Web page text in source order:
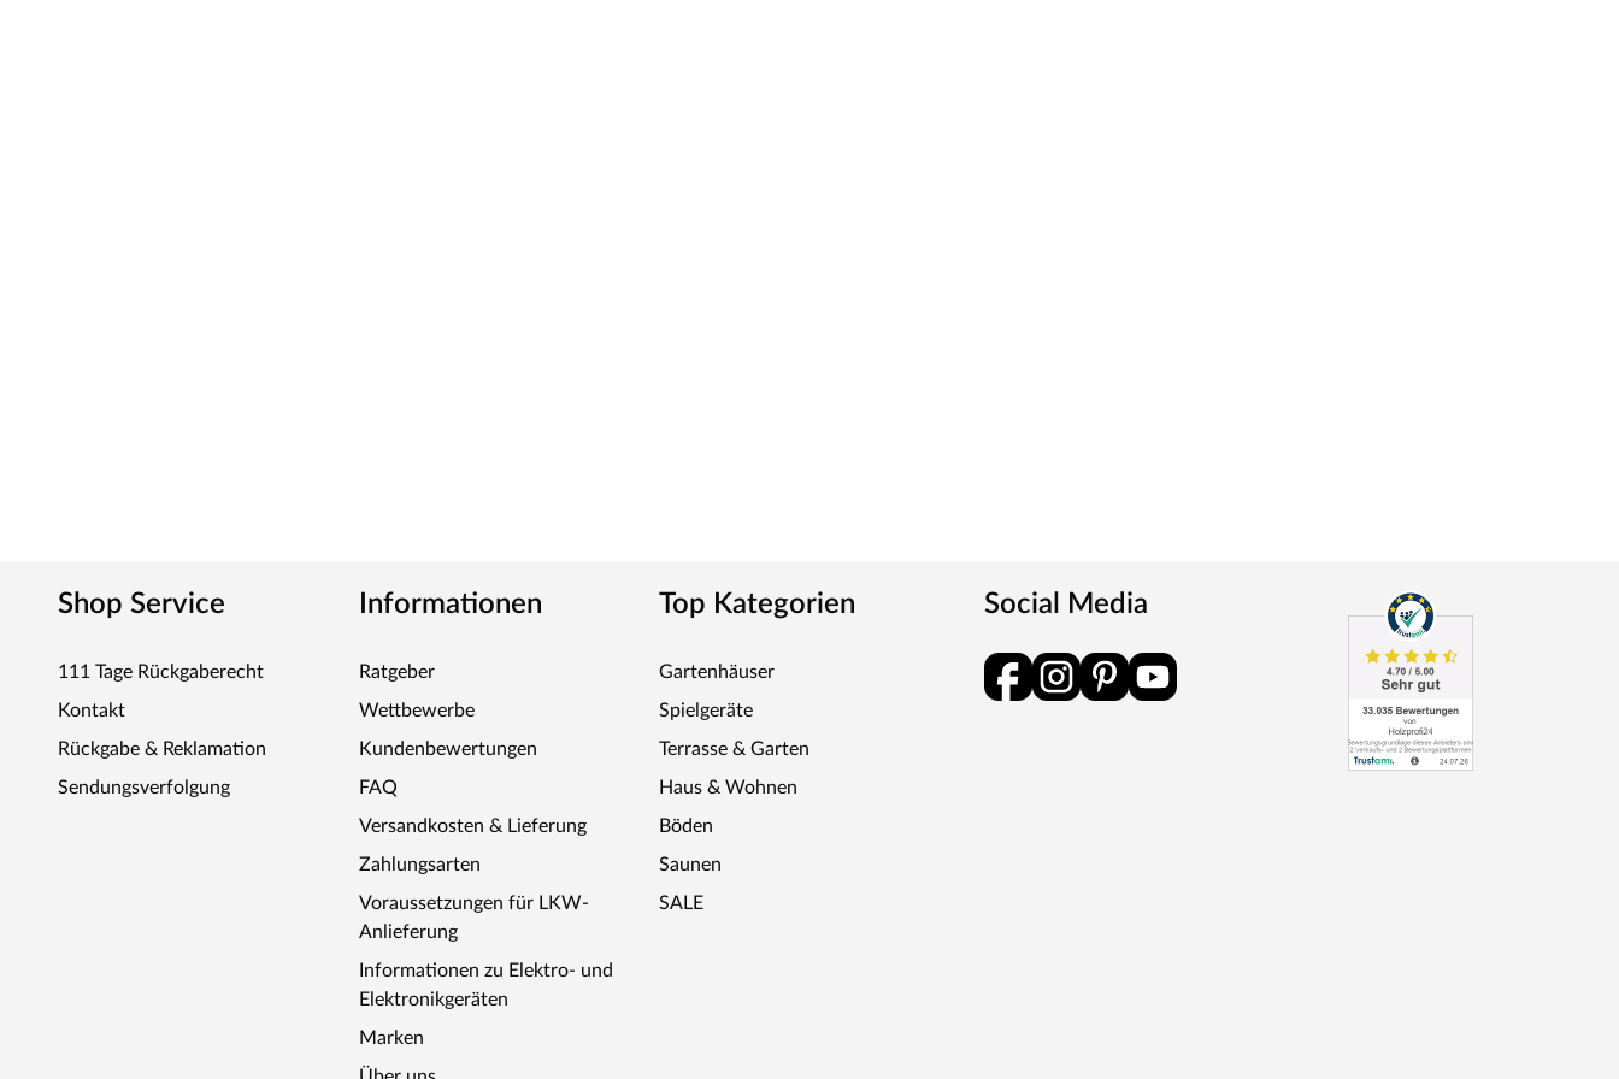
Shop Service
111 Tage Rückgaberecht
Kontakt
Rückgabe & Reklamation
Sendungsverfolgung
Informationen
Ratgeber
Wettbewerbe
Kundenbewertungen
FAQ
Versandkosten & Lieferung
Zahlungsarten
Voraussetzungen für LKW-
Anlieferung
Informationen zu Elektro- und
Elektronikgeräten
Marken
Top Kategorien
Gartenhäuser
Spielgeräte
Terrasse & Garten
Haus & Wohnen
Böden
Saunen
SALE
Social Media